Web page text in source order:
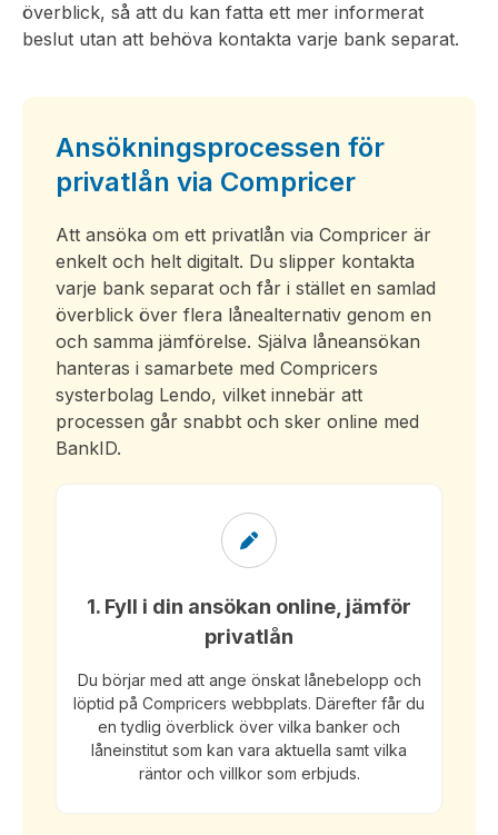
överblick, så att du kan fatta ett mer informerat
beslut utan att behöva kontakta varje bank separat.
Ansökningsprocessen för
privatlån via Compricer
Att ansöka om ett privatlån via Compricer är
enkelt och helt digitalt. Du slipper kontakta
varje bank separat och får i stället en samlad
överblick över flera lånealternativ genom en
och samma jämförelse. Själva låneansökan
hanteras i samarbete med Compricers
systerbolag Lendo, vilket innebär att
processen går snabbt och sker online med
BankID.
1. Fyll i din ansökan online, jämför
privatlån
Du börjar med att ange önskat lånebelopp och
löptid på Compricers webbplats. Därefter får du
en tydlig överblick över vilka banker och
låneinstitut som kan vara aktuella samt vilka
räntor och villkor som erbjuds.